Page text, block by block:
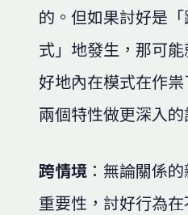
的。但如果討好是
式」地發生，那可
好地內在模式在作
兩個特性做更深入的
跨情境 ：無論關係
重要性，討好行為